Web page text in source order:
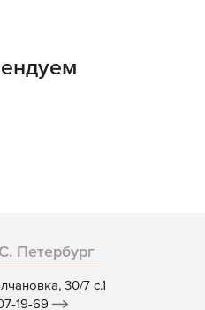
С. Петербург
30/7 c.1
19-69